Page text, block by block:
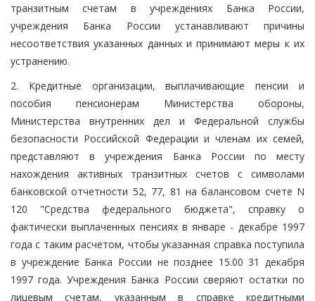
транзитным счетам в учреждениях Банка России,
учреждения Банка России устанавливают причины
несоответствия указанных данных и принимают меры к их
устранению.
2. Кредитные организации, выплачивающие пенсии и
пособия пенсионерам Министерства обороны,
Министерства внутренних дел и Федеральной службы
безопасности Российской Федерации и членам их семей,
представляют в учреждения Банка России по месту
нахождения активных транзитных счетов с символами
банковской отчетности 52, 77, 81 на балансовом счете N
120 "Средства федерального бюджета", справку о
фактически выплаченных пенсиях в январе - декабре 1997
года с таким расчетом, чтобы указанная справка поступила
в учреждение Банка России не позднее 15.00 31 декабря
1997 года. Учреждения Банка России сверяют остатки по
лицевым счетам, указанным в справке кредитными